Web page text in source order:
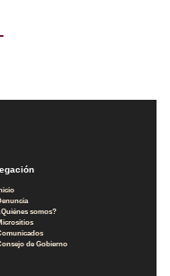
somos?
de Gobierno